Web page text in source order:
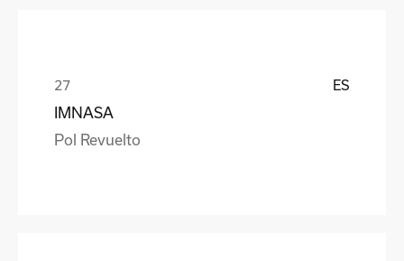
ES
IMNASA
Pol Revuelto